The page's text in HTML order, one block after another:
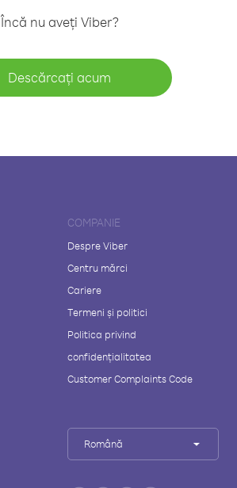
Încă nu aveți Viber?
Descărcați acum
COMPANIE
Despre Viber
Centru mărci
Cariere
Termeni și politici
Politica privind
confidențialitatea
Customer Complaints Code
Română